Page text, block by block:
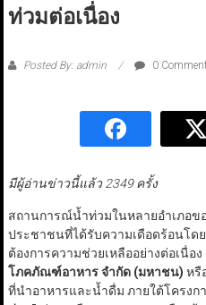
ท่วมต่อเนื่อง
Posted By: admin 0
มีผู้อ่านข่าวนี้แล้ว 2349 ครั้ง
สถานการณ์น้ำท่วมในหลายอำเภอข
ประชาชนที่ได้รับความเดือดร้อนโด
ต้องการความช่วยเหลืออย่างต่อเนื่อง
โภคภัณฑ์อาหาร จำกัด (มหาชน) หรื
ที่นำอาหารและน้ำดื่ม ภายใต้โครงก